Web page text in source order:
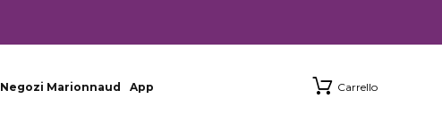
Negozi Marionnaud App Carrello